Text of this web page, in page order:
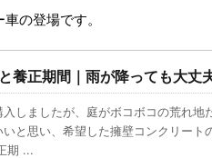
の登場です。
養正期間｜雨が降っても大丈
しましたが、庭がボコボコの荒れ地
と思い、希望した擁壁コンクリート
期 ...